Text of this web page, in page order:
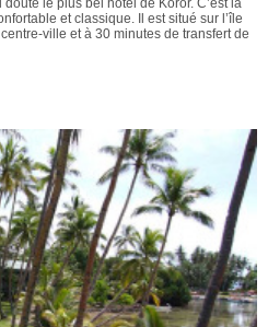
le plus bel hôtel de Koror. C’est la
et classique. Il est situé sur l’île
ville et à 30 minutes de transfert de